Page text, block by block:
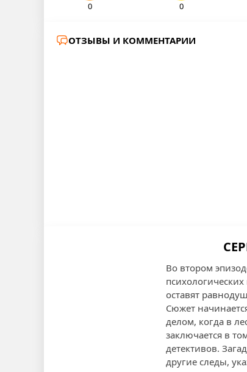
0 0
ОТЗЫВЫ И КОММЕНТАРИИ
Во втором
оставят
Сюжет
делом, когда в
заключается в
детективов.
другие следы,